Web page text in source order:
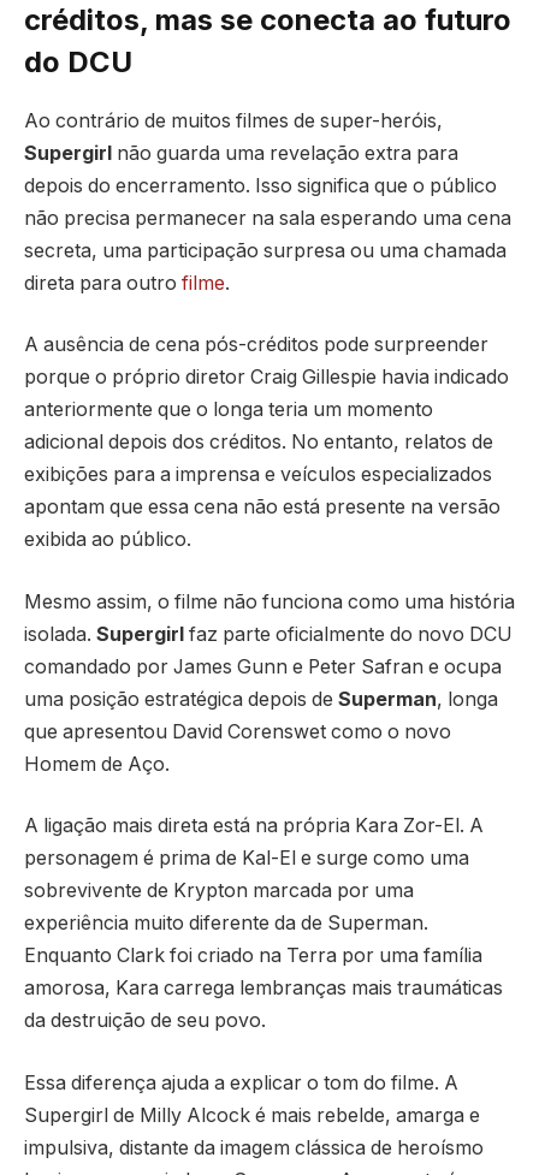
créditos, mas se conecta ao futuro
do DCU
Ao contrário de muitos filmes de super-heróis,
Supergirl não guarda uma revelação extra para
depois do encerramento. Isso significa que o público
não precisa permanecer na sala esperando uma cena
secreta, uma participação surpresa ou uma chamada
direta para outro filme.
A ausência de cena pós-créditos pode surpreender
porque o próprio diretor Craig Gillespie havia indicado
anteriormente que o longa teria um momento
adicional depois dos créditos. No entanto, relatos de
exibições para a imprensa e veículos especializados
apontam que essa cena não está presente na versão
exibida ao público.
Mesmo assim, o filme não funciona como uma história
isolada. Supergirl faz parte oficialmente do novo DCU
comandado por James Gunn e Peter Safran e ocupa
uma posição estratégica depois de Superman, longa
que apresentou David Corenswet como o novo
Homem de Aço.
A ligação mais direta está na própria Kara Zor-El. A
personagem é prima de Kal-El e surge como uma
sobrevivente de Krypton marcada por uma
experiência muito diferente da de Superman.
Enquanto Clark foi criado na Terra por uma família
amorosa, Kara carrega lembranças mais traumáticas
da destruição de seu povo.
Essa diferença ajuda a explicar o tom do filme. A
Supergirl de Milly Alcock é mais rebelde, amarga e
impulsiva, distante da imagem clássica de heroísmo